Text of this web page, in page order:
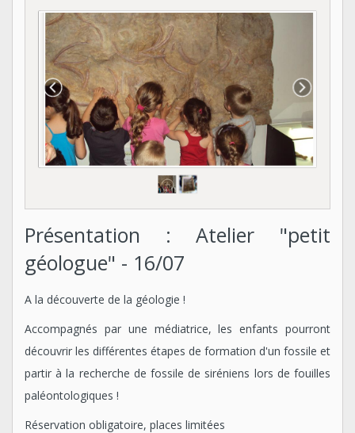
Présentation : Atelier "petit
géologue" - 16/07
A la découverte de la géologie !
Accompagnés par une médiatrice, les enfants pourront
découvrir les différentes étapes de formation d'un fossile et
partir à la recherche de fossile de siréniens lors de fouilles
paléontologiques !
Réservation obligatoire, places limitées